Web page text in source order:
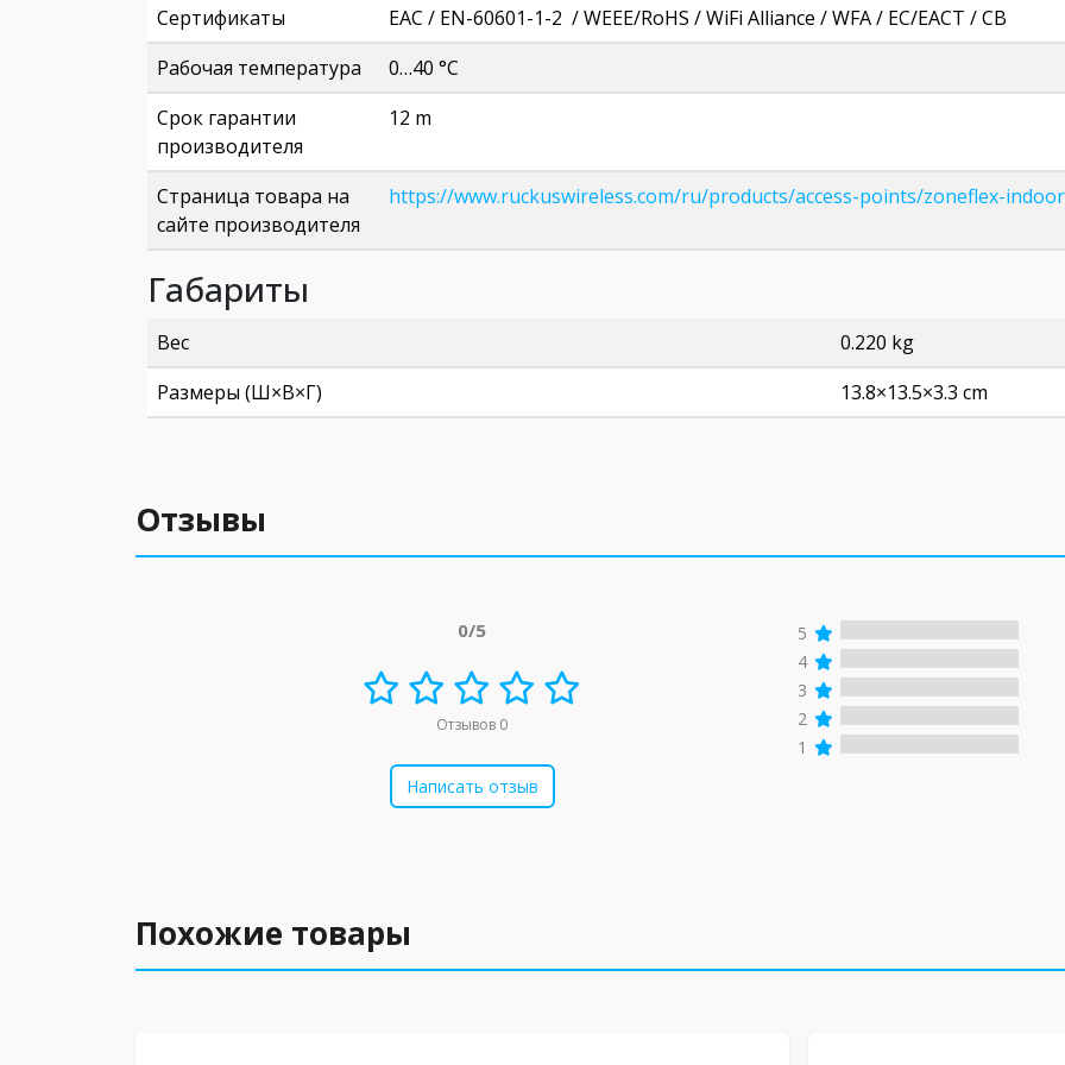
Сертификаты
EAC / EN-60601-1-2 / WEEE/RoHS / WiFi Alliance / WFA / EC/EACT / CB
Рабочая температура
0…40 °C
Срок гарантии
производителя
12 m
Страница товара на
сайте производителя
https://www.ruckuswireless.com/ru/products/access-points/zoneflex-
Габариты
Вес
0.220 kg
Размеры (Ш×В×Г)
13.8×13.5×3.3 cm
Отзывы
0/5
Отзывов 0
Написать отзыв
5
4
3
2
1
Похожие товары